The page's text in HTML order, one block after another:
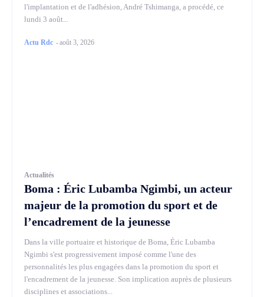
l'implantation et de l'adhésion, André Tshimanga, a procédé, ce
lundi 3 août...
Actu Rdc -août 3, 2026
Actualités
Boma : Éric Lubamba Ngimbi, un acteur
majeur de la promotion du sport et de
l’encadrement de la jeunesse
Dans la ville portuaire et historique de Boma, Éric Lubamba
Ngimbi s'est progressivement imposé comme l'une des
personnalités les plus engagées dans la promotion du sport et
l'encadrement de la jeunesse. Son implication auprès de plusieurs
disciplines et associations...